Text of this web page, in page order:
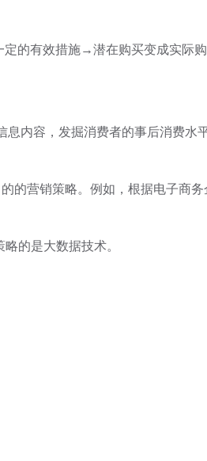
有效措施→潜在购买变成实际购
内容，发掘消费者的事后消费水
营销策略。例如，根据电子商
的是大数据技术。